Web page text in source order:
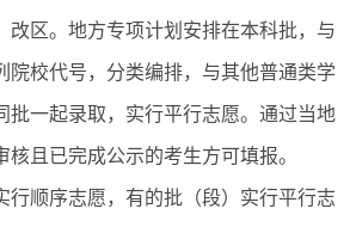
改区。地方专项计划安排在本科批，与
院校代号，分类编排，与其他普通类学
批一起录取，实行平行志愿。通过当地
且已完成公示的考生方可填报。
顺序志愿，有的批（段）实行平行志